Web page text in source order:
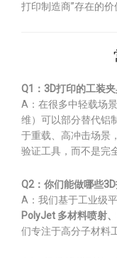
打印制造商”存在的价
Q1：3D打印的工装
A：在很多中轻载场
维）可以部分替代铝
于重载、高冲击场景
验证工具，而不是完
Q2：你们能做哪些
A：我们基于工业级
PolyJet 多材料喷射
们专注于高分子材料